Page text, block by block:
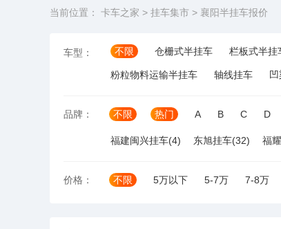
当前位置： 卡车之家 > 挂车集市 > 襄阳半挂车报价
车型： 不限 仓栅式半挂车 栏板式半挂
粉粒物料运输半挂车 轴线挂车
品牌： 不限 热门 A B C D
福建闽兴挂车(4) 东旭挂车(32) 福
价格： 不限 5万以下 5-7万 7-8万